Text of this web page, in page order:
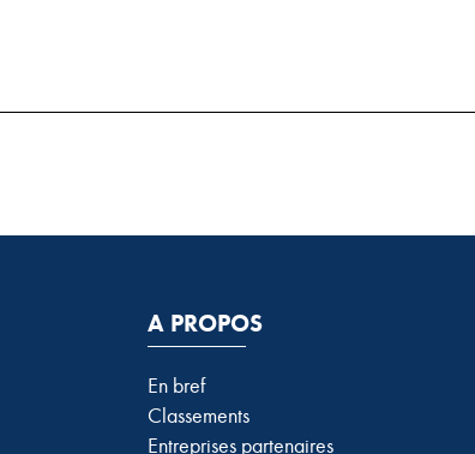
A PROPOS
En bref
Classements
Entreprises partenaires